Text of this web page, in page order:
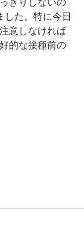
きりしないの
した。特に今日
意しなければ
的な接種前の